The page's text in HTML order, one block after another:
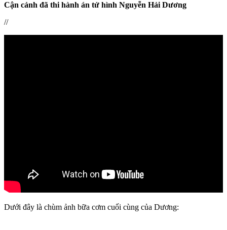
Cận cảnh đã thi hành án tử hình Nguyễn Hải Dương
//
Dưới đây là chùm ảnh bữa cơm cuối cùng của Dương: